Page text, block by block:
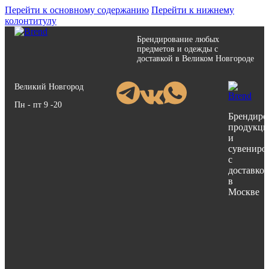
Перейти к основному содержанию Перейти к нижнему
колонтитулу
Брендирование любых
предметов и одежды с
доставкой в Великом Новгороде
Великий Новгород
Пн - пт 9 -20
и
с
доставкой
в
Москве